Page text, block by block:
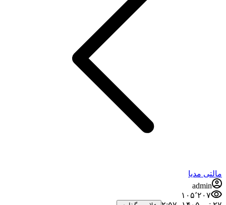
مالتی مدیا
admin
۱۰۵٬۲۰۷